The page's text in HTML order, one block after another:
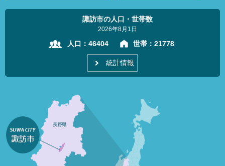
諏訪市の人口・世帯数
2026年8月1日
人口： 46404 世帯： 21778
統計情報